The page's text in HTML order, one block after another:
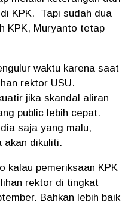
KPK.
Tapi sudah dua
KPK, Muryanto tetap
waktu karena saat
rektor USU.
jika skandal aliran
public lebih cepat.
saja yang malu,
akan dikuliti.
kalau pemeriksaan KPK
rektor di tingkat
Bahkan lebih baik